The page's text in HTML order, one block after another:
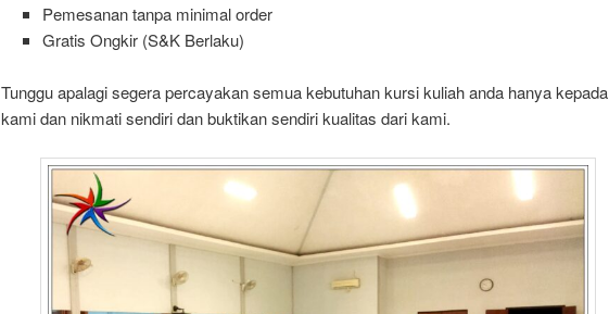
Pemesanan tanpa minimal order
Gratis Ongkir (S&K Berlaku)
Tunggu apalagi segera percayakan semua kebutuhan kursi kuliah anda hanya kepada
kami dan nikmati sendiri dan buktikan sendiri kualitas dari kami.